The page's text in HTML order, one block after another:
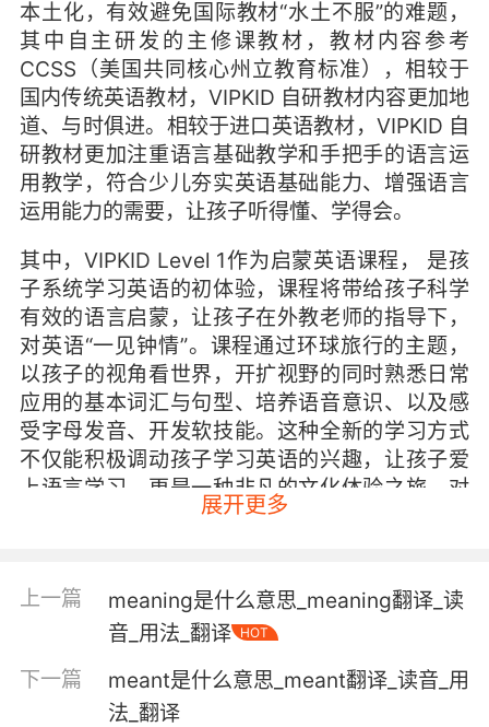
本土化，有效避免国际教材“水土不服”的难题，
其中自主研发的主修课教材，教材内容参考
CCSS（美国共同核心州立教育标准），相较于
国内传统英语教材，VIPKID 自研教材内容更加地
道、与时俱进。相较于进口英语教材，VIPKID 自
研教材更加注重语言基础教学和手把手的语言运
用教学，符合少儿夯实英语基础能力、增强语言
运用能力的需要，让孩子听得懂、学得会。
其中，VIPKID Level 1作为启蒙英语课程， 是孩
子系统学习英语的初体验，课程将带给孩子科学
有效的语言启蒙，让孩子在外教老师的指导下，
对英语“一见钟情”。课程通过环球旅行的主题，
以孩子的视角看世界，开扩视野的同时熟悉日常
应用的基本词汇与句型、培养语音意识、以及感
受字母发音、开发软技能。这种全新的学习方式
不仅能积极调动孩子学习英语的兴趣，让孩子爱
上语言学习，更是一种非凡的文化体验之旅。对
于开阔孩子的视野，开发孩子的思维具有无可比
展开更多
上一篇
meaning是什么意思_meaning翻译_读
音_用法_翻译
HOT
下一篇
meant是什么意思_meant翻译_读音_用
法_翻译